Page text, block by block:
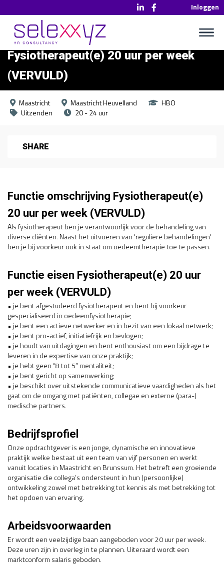
Inloggen
Fysiotherapeut(e) 20 uur per week
(VERVULD)
Maastricht Maastricht Heuvelland
HBO
Uitzenden
20 - 24 uur
SHARE
Functie omschrijving Fysiotherapeut(e)
20 uur per week (VERVULD)
Als fysiotherapeut ben je verantwoorlijk voor de behandeling van
diverse cliënten. Naast het uitvoeren van 'reguliere behandelingen'
ben je bij voorkeur ook in staat om oedeemtherapie toe te passen.
Functie eisen Fysiotherapeut(e) 20 uur
per week (VERVULD)
• je bent afgestudeerd fysiotherapeut en bent bij voorkeur
gespecialiseerd in oedeemfysiotherapie;
• je bent een actieve netwerker en in bezit van een lokaal netwerk;
• je bent pro-actief, initiatiefrijk en bevlogen;
• je houdt van uitdagingen en bent enthousiast om een bijdrage te
leveren in de expertise van onze praktijk;
• je hebt geen “8 tot 5” mentaliteit;
• je bent gericht op samenwerking;
• je beschikt over uitstekende communicatieve vaardigheden als het
gaat om de omgang met patiënten, collegae en externe (para-)
medische partners.
Bedrijfsprofiel
Onze opdrachtgever is een jonge, dynamische en innovatieve
praktijk welke bestaat uit een team van vijf personen en werkt
vanuit locaties in Maastricht en Brunssum. Het betreft een groeiende
organisatie die collega’s ondersteunt in hun (persoonlijke)
ontwikkeling zowel met betrekking tot kennis als met betrekking tot
het opdoen van ervaring.
Arbeidsvoorwaarden
Er wordt een veelzijdige baan aangeboden voor 20 uur per week.
Deze uren zijn in overleg in te plannen. Uiteraard wordt een
marktconform salaris geboden.